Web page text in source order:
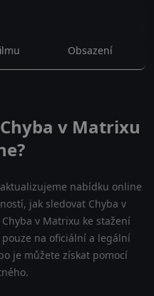
Obsazení
v Matrixu
nabídku online
jak sledovat Chyba v
v Matrixu ke stažení
na oficiální a legální
je můžete získat pomocí